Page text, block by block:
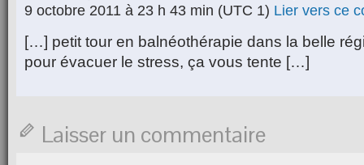
9 octobre 2011 à 23 h 43 min (UTC 1) Lier vers ce
[…] petit tour en balnéothérapie dans la belle
pour évacuer le stress, ça vous tente […]
Laisser un commentaire